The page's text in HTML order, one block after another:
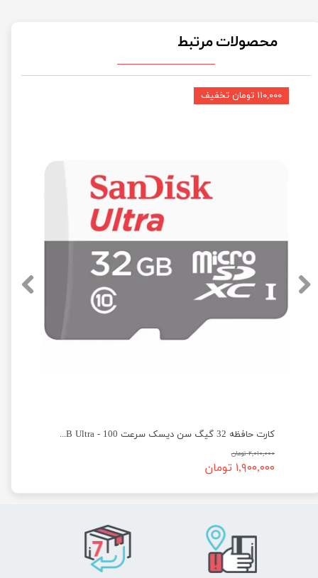
★★★★★
محصولات مرتبط
کارت حافظه 32 گیگ سن دیسک سرعت 100 - SanDisk micro SD 32GB Ultra
۲,۰۱۰,۰۰۰ تومان
۱,۹۰۰,۰۰۰ تومان
۱۱۰,۰۰۰ تومان تخفیف